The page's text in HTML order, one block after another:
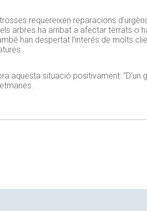
requereixen reparacions
arbres ha arribat a afectar terrats o
han despertat l’interés de molts
aquesta situació positivament: